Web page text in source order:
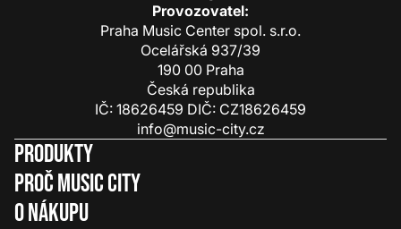
Provozovatel:
Praha Music Center spol. s.r.o.
Ocelářská 937/39
190 00 Praha
Česká republika
IČ: 18626459 DIČ: CZ18626459
info@music-city.cz
Produkty
Proč Music City
O nákupu